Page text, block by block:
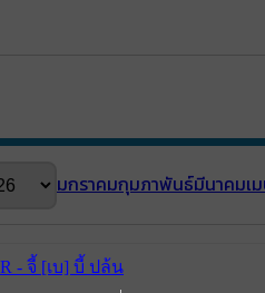
มกราคมกุมภาพันธ์มีนาคมเ